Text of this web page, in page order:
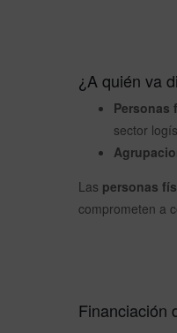
¿A quién va
Personas
sector
Las personas
comprometen a
Financiación